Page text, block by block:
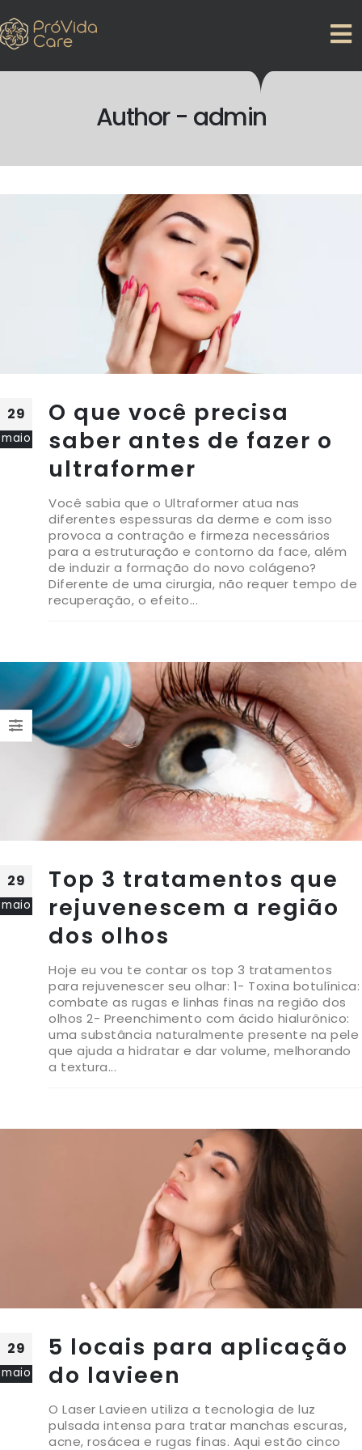
Author - admin
29
maio
O que você precisa
saber antes de fazer o
ultraformer
Você sabia que o Ultraformer atua nas
diferentes espessuras da derme e com isso
provoca a contração e firmeza necessários
para a estruturação e contorno da face, além
de induzir a formação do novo colágeno?
Diferente de uma cirurgia, não requer tempo de
recuperação, o efeito...
29
maio
Top 3 tratamentos que
rejuvenescem a região
dos olhos
Hoje eu vou te contar os top 3 tratamentos
para rejuvenescer seu olhar: 1- Toxina botulínica:
combate as rugas e linhas finas na região dos
olhos 2- Preenchimento com ácido hialurônico:
uma substância naturalmente presente na pele
que ajuda a hidratar e dar volume, melhorando
a textura...
29
maio
5 locais para aplicação
do lavieen
O Laser Lavieen utiliza a tecnologia de luz
pulsada intensa para tratar manchas escuras,
acne, rosácea e rugas finas. Aqui estão cinco